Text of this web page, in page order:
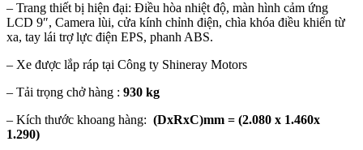
– Trang thiết bị hiện đại: Điều hòa nhiệt độ, màn hình cảm ứng
LCD 9″, Camera lùi, cửa kính chỉnh điện, chìa khóa điều khiển từ
xa, tay lái trợ lực điện EPS, phanh ABS.
– Xe được lắp ráp tại Công ty Shineray Motors
– Tải trọng chở hàng : 930 kg
– Kích thước khoang hàng: (DxRxC)mm = (2.080 x 1.460x
1.290)